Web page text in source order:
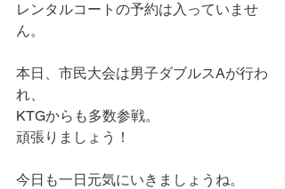
レンタルコートの予約は入っていませ
ん。
本日、市民大会は男子ダブルスAが行わ
れ、
KTGからも多数参戦。
頑張りましょう！
今日も一日元気にいきましょうね。